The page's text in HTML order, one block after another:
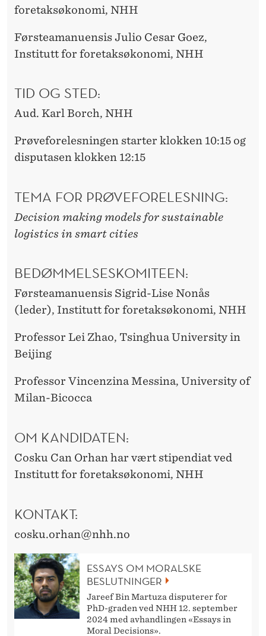
foretaksøkonomi, NHH
Førsteamanuensis Julio Cesar Goez,
Institutt for foretaksøkonomi, NHH
TID OG STED:
Aud. Karl Borch, NHH
Prøveforelesningen starter klokken 10:15 og
disputasen klokken 12:15
TEMA FOR PRØVEFORELESNING:
Decision making models for sustainable
logistics in smart cities
BEDØMMELSESKOMITEEN:
Førsteamanuensis Sigrid-Lise Nonås
(leder), Institutt for foretaksøkonomi, NHH
Professor Lei Zhao, Tsinghua University in
Beijing
Professor Vincenzina Messina, University of
Milan-Bicocca
OM KANDIDATEN:
Cosku Can Orhan har vært stipendiat ved
Institutt for foretaksøkonomi, NHH
KONTAKT:
cosku.orhan@nhh.no
ESSAYS OM MORALSKE
BESLUTNINGER
Jareef Bin Martuza disputerer for
PhD-graden ved NHH 12. september
2024 med avhandlingen «Essays in
Moral Decisions».